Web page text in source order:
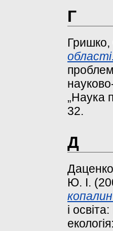
Г
області.
„Наука
32.
Д
Ю. І.
і